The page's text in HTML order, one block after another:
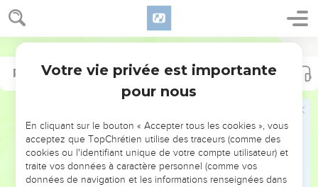
NE MANQUEZ PAS L’ÉVÉNEMENT
DE L’ANNÉE !
ET SI LEURS ERREURS POUVAIENT VOUS ÉVITER LES
VOTRES ?
Psaumes 19
Psaumes 31
Votre vie privée est importante
pour nous
En cliquant sur le bouton « Accepter tous les cookies », vous
acceptez que TopChrétien utilise des traceurs (comme des
cookies ou l'identifiant unique de votre compte utilisateur) et
traite vos données à caractère personnel (comme vos
données de navigation et les informations renseignées dans